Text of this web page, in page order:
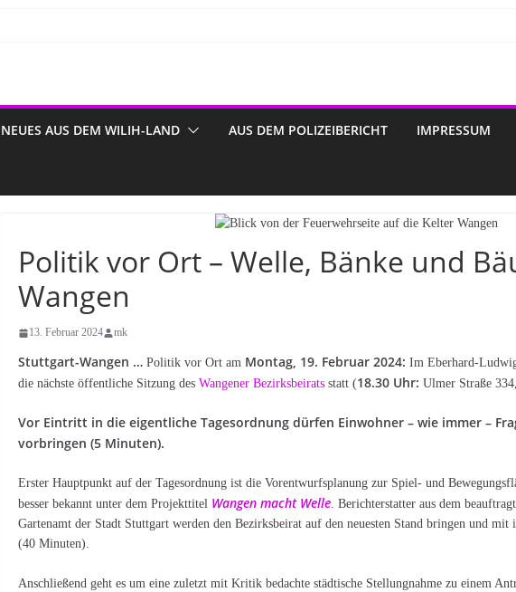
NEUES AUS DEM WILIH-LAND AUS DEM POLIZEIBERICHT IMPRESSUM
Politik vor Ort – Welle, Bänke und
Wangen
13. Februar 2024 mk
Stuttgart-Wangen … Politik vor Ort am Montag, 19. Februar 2024: Im Eberhard-
die nächste öffentliche Sitzung desWangener Bezirksbeirats statt (18.30 Uhr: Ulmer Straße
Vor Eintritt in die eigentliche Tagesordnung dürfen Einwohner – wie immer –
vorbringen (5 Minuten).
Erster Hauptpunkt auf der Tagesordnung ist die Vorentwurfsplanung zur Spiel- und
besser bekannt unter dem Projekttitel Wangen macht Welle. Berichterstatter aus dem
Gartenamt der Stadt Stuttgart werden den Bezirksbeirat auf den neuesten Stand bringen und
(40 Minuten).
Anschließend geht es um eine zuletzt mit Kritik bedachte städtische Stellungnahme zu einem